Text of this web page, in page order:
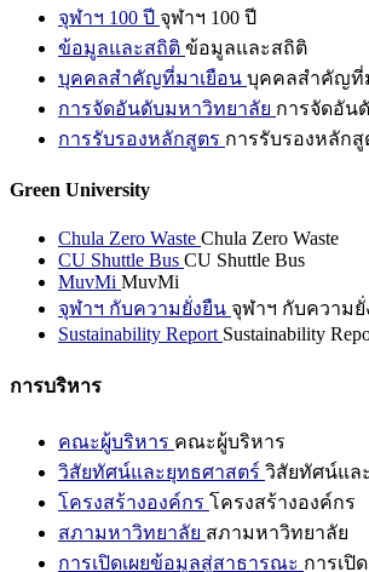
จุฬาฯ 100 ปี จุฬาฯ 100 ปี
ข้อมูลและสถิติ ข้อมูลและสถิติ
บุคคลสำคัญที่มาเยือน บุคคลสำคัญที่
การจัดอันดับมหาวิทยาลัย การจัดอัน
การรับรองหลักสูตร การรับรองหลักสู
Green University
Chula Zero Waste Chula Zero Waste
CU Shuttle Bus CU Shuttle Bus
MuvMi MuvMi
จุฬาฯ กับความยั่งยืน จุฬาฯ กับความยั่
Sustainability Report Sustainability
การบริหาร
คณะผู้บริหาร คณะผู้บริหาร
วิสัยทัศน์และยุทธศาสตร์ วิสัยทัศน์แล
โครงสร้างองค์กร โครงสร้างองค์กร
สภามหาวิทยาลัย สภามหาวิทยาลัย
การเปิดเผยข้อมูลสู่สาธารณะ การเปิ